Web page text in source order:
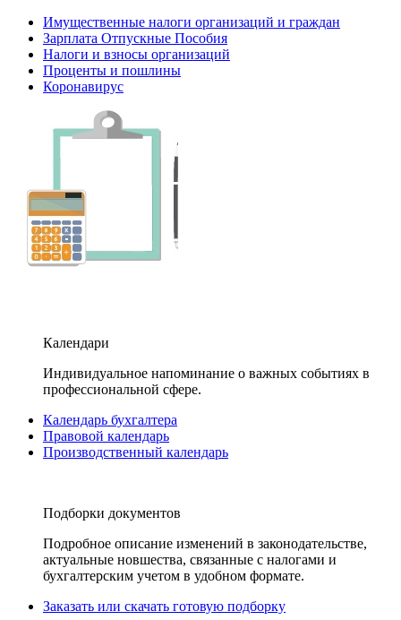
Имущественные налоги организаций и граждан
Зарплата Отпускные Пособия
Налоги и взносы организаций
Проценты и пошлины
Коронавирус
Календари
Индивидуальное напоминание о важных событиях в
профессиональной сфере.
Календарь бухгалтера
Правовой календарь
Производственный календарь
Подборки документов
Подробное описание изменений в законодательстве,
актуальные новшества, связанные с налогами и
бухгалтерским учетом в удобном формате.
Заказать или скачать готовую подборку